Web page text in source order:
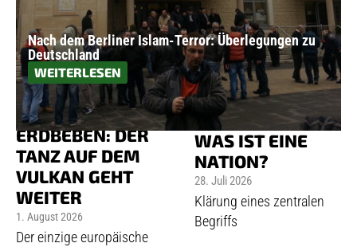
NACH DEM NEAPEL-
ERDBEBEN: DER
TANZ AUF DEM
VULKAN GEHT
WEITER
1. August 2026
Der einzige europäische
NACH DEM
BERLINER
ISLAM-TERROR:
WAS IST EINE
NATION?
28. Juli 2026
Klärung eines zentralen
Begriffs
Nach dem Berliner Islam-Terror: Überlegungen zu
Deutschland
WEITERLESEN